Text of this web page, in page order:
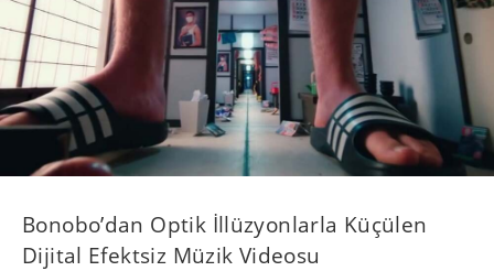
Bonobo’dan Optik İllüzyonlarla Küçülen
Dijital Efektsiz Müzik Videosu